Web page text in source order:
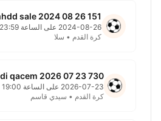
151 non defini ghyr mhdd sale 2024 08 26
2024-08-26 على الساعة 23:59
كرة القدم • سلا
2026-07-23 على الساعة 19:00
كرة القدم • سيدي قاسم